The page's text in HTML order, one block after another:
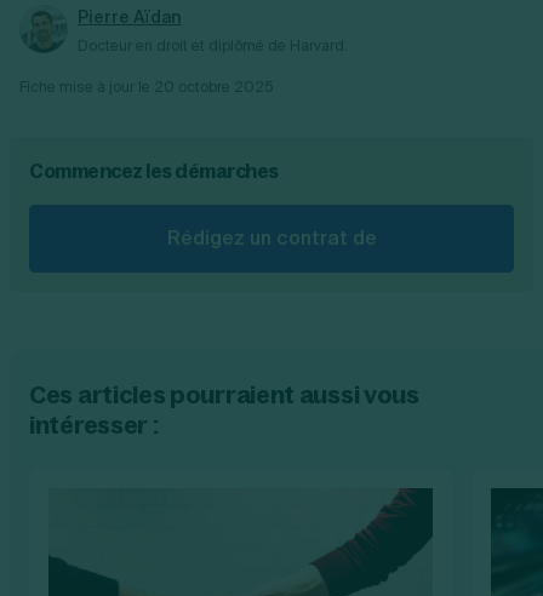
Pierre Aïdan
Commencez les démarches
Rédigez un contrat de
Ces articles pourraient aussi vous
intéresser :